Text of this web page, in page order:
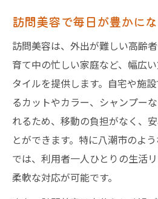
訪問美容で毎日が豊かに
訪問美容は、外出が難しい高齢
育て中の忙しい家庭など、幅広
タイルを提供します。自宅や施
るカットやカラー、シャンプー
れるため、移動の負担がなく、
とができます。特に八潮市のよ
では、利用者一人ひとりの生活
柔軟な対応が可能です。